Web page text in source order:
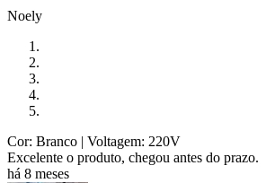
Noely
Cor: Branco | Voltagem: 220V
Excelente o produto, chegou antes do prazo.
há 8 meses